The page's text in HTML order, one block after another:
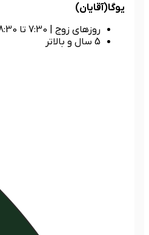
یوگا(آقایان)
روزهای زوج
7:30 تا 8:30
5 سال و بالاتر